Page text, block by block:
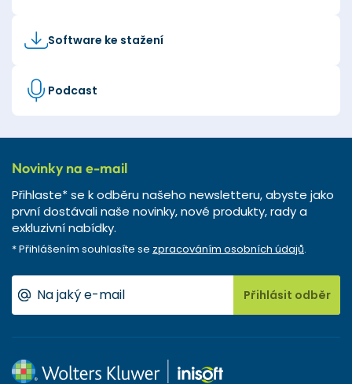
Software ke stažení
Podcast
Novinky na e-mail
Přihlaste* se k odběru našeho newsletteru, abyste jako
první dostávali naše novinky, nové produkty, rady a
exkluzivní nabídky.
* Přihlášením souhlasíte se zpracováním osobních údajů.
Přihlásit odběr